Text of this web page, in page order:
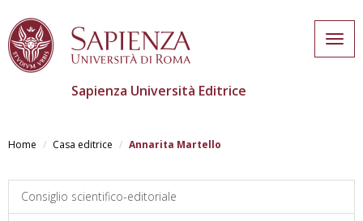
contenuto
Sapienza Università Editrice
Home Casa editrice Annarita Martello
Consiglio scientifico-editoriale